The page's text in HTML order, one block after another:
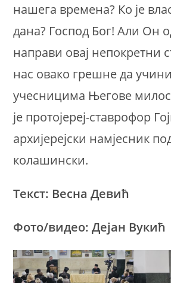
нашега времена? Ко је
дана? Господ Бог! Али Он
направи овај непокретни
нас овако грешне да
учесницима Његове
је протојереј-ставрофор
архијерејски намјесник
колашински.
Текст: Весна Девић
Фото/видео: Дејан Вукић